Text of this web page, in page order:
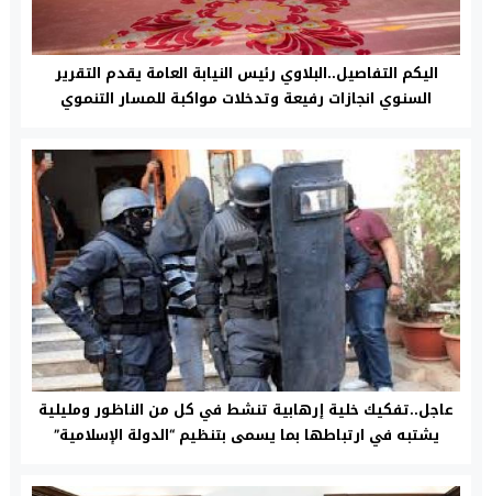
اليكم التفاصيل..البلاوي رئيس النيابة العامة يقدم التقرير
السنوي انجازات رفيعة وتدخلات مواكبة للمسار التنموي
عاجل..تفكيك خلية إرهابية تنشط في كل من الناظور ومليلية
يشتبه في ارتباطها بما يسمى بتنظيم “الدولة الإسلامية”